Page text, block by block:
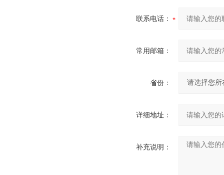
联系电话：
常用邮箱：
省份：
详细地址：
补充说明：